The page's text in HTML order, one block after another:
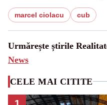
marcel ciolacu cub
Urmărește știrile
News
CELE MAI CITITE